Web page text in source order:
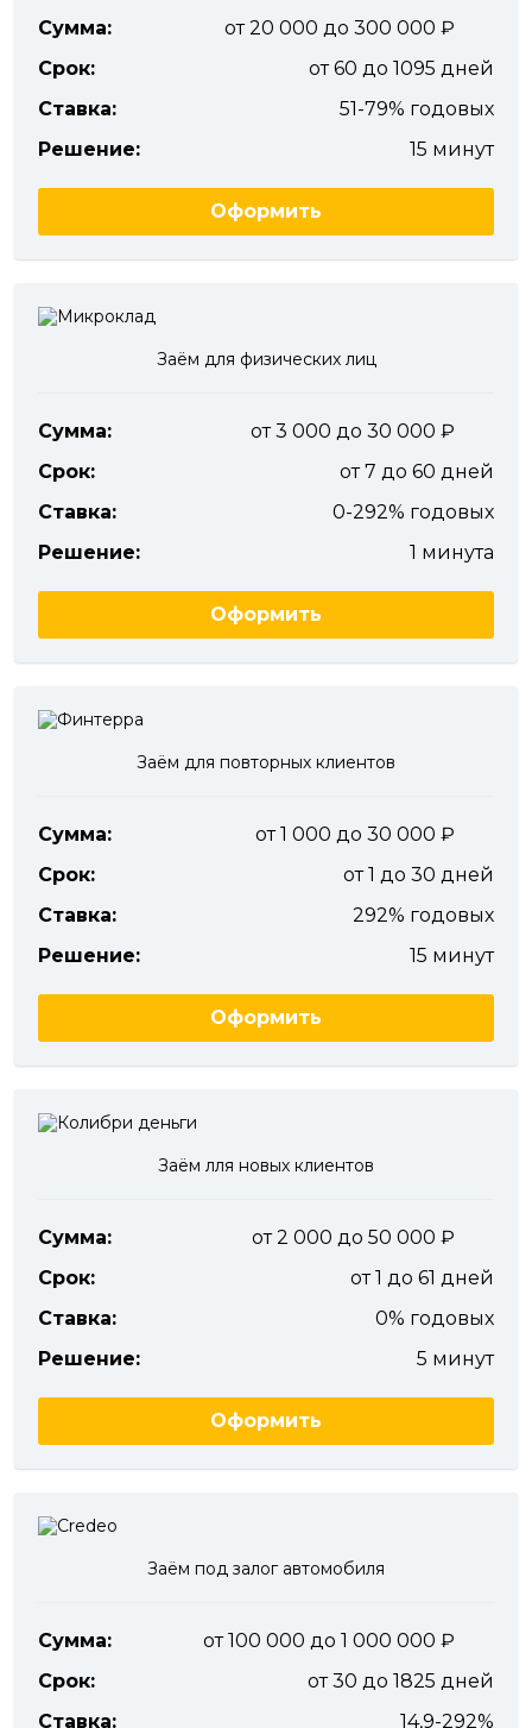
Сумма:
от 20 000 до 300 000
Срок:
от 60 до 1095 дней
Ставка:
51-79% годовых
Решение:
15 минут
Оформить
Заём для физических лиц
Сумма:
от 3 000 до 30 000
Срок:
от 7 до 60 дней
Ставка:
0-292% годовых
Решение:
1 минута
Оформить
Заём для повторных клиентов
Сумма:
от 1 000 до 30 000
Срок:
от 1 до 30 дней
Ставка:
292% годовых
Решение:
15 минут
Оформить
Заём лля новых клиентов
Сумма:
от 2 000 до 50 000
Срок:
от 1 до 61 дней
Ставка:
0% годовых
Решение:
5 минут
Оформить
Заём под залог автомобиля
Сумма:
от 100 000 до 1 000 000
Срок:
от 30 до 1825 дней
Ставка:
14,9-292%